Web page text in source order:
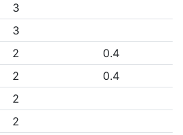
3
3
2
0.4
2
0.4
2
2